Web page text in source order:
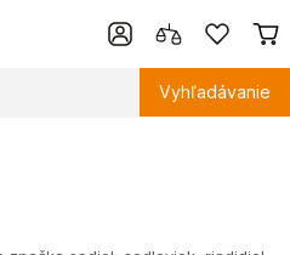
Vyhľadávanie